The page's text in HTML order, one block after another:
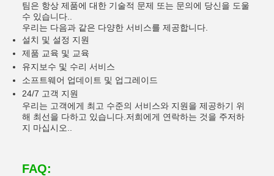
팀은 항상 제품에 대한 기술적 문제 또는 문의에 당신을 도울
수 있습니다..
우리는 다음과 같은 다양한 서비스를 제공합니다.
설치 및 설정 지원
제품 교육 및 교육
유지보수 및 수리 서비스
소프트웨어 업데이트 및 업그레이드
24/7 고객 지원
우리는 고객에게 최고 수준의 서비스와 지원을 제공하기 위
해 최선을 다하고 있습니다.저희에게 연락하는 것을 주저하
지 마십시오..
FAQ: